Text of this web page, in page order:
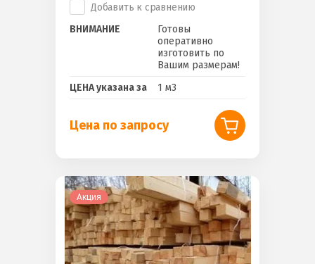
Добавить к сравнению
ВНИМАНИЕ
Готовы
оперативно
изготовить по
Вашим размерам!
ЦЕНА указана за
1 м3
Цена по запросу
Акция